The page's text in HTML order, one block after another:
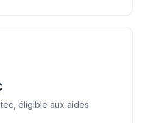
éligible aux aides